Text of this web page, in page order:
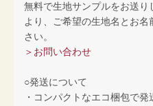
無料で生地サンプルをお送
より、ご希望の生地名とお
さい。
＞お問い合わせ
○発送について
・コンパクトなエコ梱包で